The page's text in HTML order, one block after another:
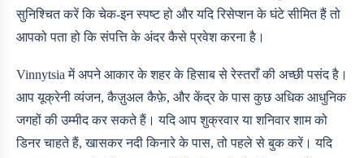
सुनिश्चित करें कि चेक-इन स्पष्ट हो और यदि रिसेप्शन के घंटे सीमित हैं तो
आपको पता हो कि संपत्ति के अंदर कैसे प्रवेश करना है।
Vinnytsia में अपने आकार के शहर के हिसाब से रेस्तराँ की अच्छी पसंद है।
आप यूक्रेनी व्यंजन, कैज़ुअल कैफ़े, और केंद्र के पास कुछ अधिक आधुनिक
जगहों की उम्मीद कर सकते हैं। यदि आप शुक्रवार या शनिवार शाम को
डिनर चाहते हैं, खासकर नदी किनारे के पास, तो पहले से बुक करें। यदि